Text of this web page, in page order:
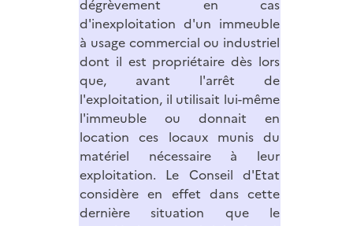
dégrèvement en cas
d'inexploitation d'un immeuble
à usage commercial ou industriel
dont il est propriétaire dès lors
que, avant l'arrêt de
l'exploitation, il utilisait lui-même
l'immeuble ou donnait en
location ces locaux munis du
matériel nécessaire à leur
exploitation. Le Conseil d'Etat
considère en effet dans cette
dernière situation que le